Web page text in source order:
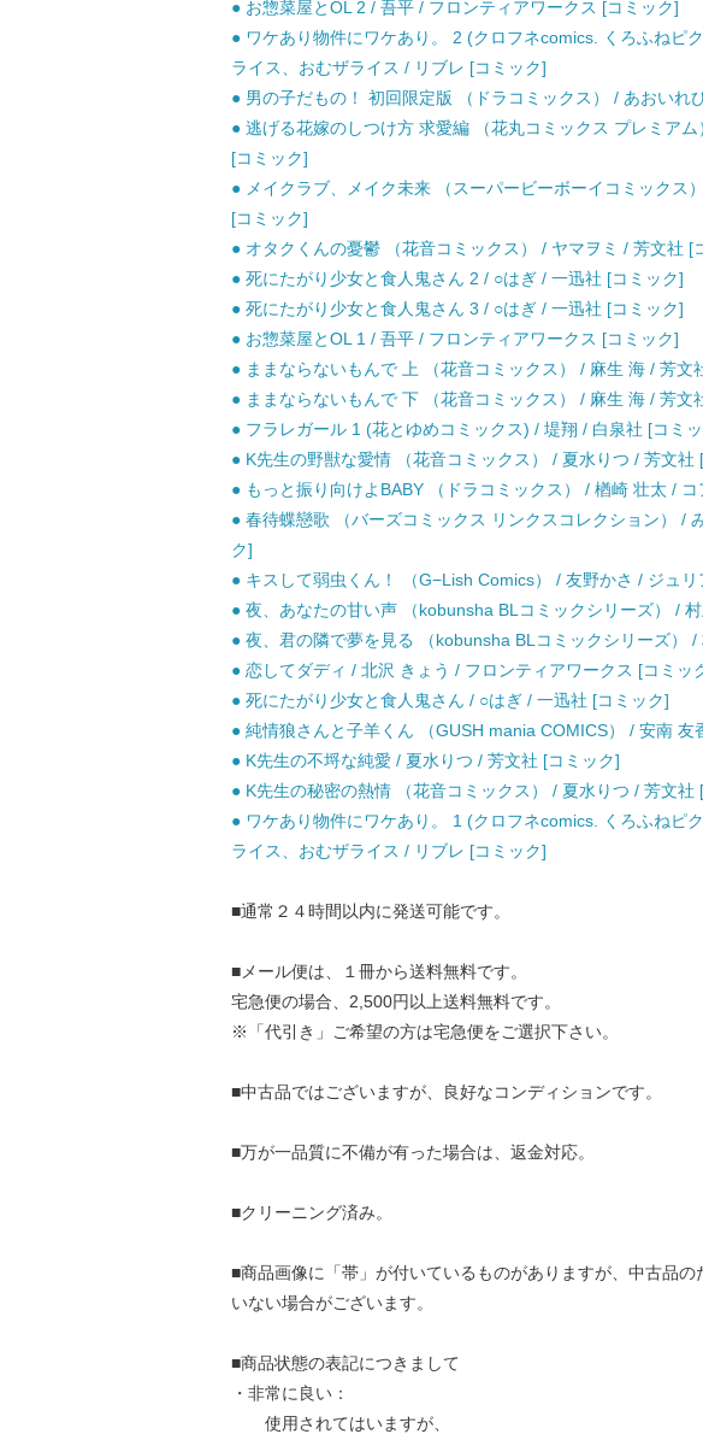
● お惣菜屋とOL 2 / 吾平 / フロンティアワークス [コミック]
● ワケあり物件にワケあり。 2 (クロフネcomics. くろふねピ
ライス、おむザライス / リブレ [コミック]
● 男の子だもの！ 初回限定版 （ドラコミックス） / あおいれ
● 逃げる花嫁のしつけ方 求愛編 （花丸コミックス プレミア
[コミック]
● メイクラブ、メイク未来 （スーパービーボーイコミックス
[コミック]
● オタクくんの憂鬱 （花音コミックス） / ヤマヲミ / 芳文社 [
● 死にたがり少女と食人鬼さん 2 / ○はぎ / 一迅社 [コミック]
● 死にたがり少女と食人鬼さん 3 / ○はぎ / 一迅社 [コミック]
● お惣菜屋とOL 1 / 吾平 / フロンティアワークス [コミック]
● ままならないもんで 上 （花音コミックス） / 麻生 海 / 芳文
● ままならないもんで 下 （花音コミックス） / 麻生 海 / 芳文
● フラレガール 1 (花とゆめコミックス) / 堤翔 / 白泉社 [コミ
● K先生の野獣な愛情 （花音コミックス） / 夏水りつ / 芳文社
● もっと振り向けよBABY （ドラコミックス） / 楢崎 壮太 /
● 春待蝶戀歌 （バーズコミックス リンクスコレクション） /
ク]
● キスして弱虫くん！ （G−Lish Comics） / 友野かさ / ジュリ
● 夜、あなたの甘い声 （kobunsha BLコミックシリーズ） /
● 夜、君の隣で夢を見る （kobunsha BLコミックシリーズ）
● 恋してダディ / 北沢 きょう / フロンティアワークス [コミッ
● 死にたがり少女と食人鬼さん / ○はぎ / 一迅社 [コミック]
● 純情狼さんと子羊くん （GUSH mania COMICS） / 安南 友
● K先生の不埒な純愛 / 夏水りつ / 芳文社 [コミック]
● K先生の秘密の熱情 （花音コミックス） / 夏水りつ / 芳文社
● ワケあり物件にワケあり。 1 (クロフネcomics. くろふねピ
ライス、おむザライス / リブレ [コミック]
■通常２４時間以内に発送可能です。
■メール便は、１冊から送料無料です。
宅急便の場合、2,500円以上送料無料です。
※「代引き」ご希望の方は宅急便をご選択下さい。
■中古品ではございますが、良好なコンディションです。
■万が一品質に不備が有った場合は、返金対応。
■クリーニング済み。
■商品画像に「帯」が付いているものがありますが、中古品の
いない場合がございます。
■商品状態の表記につきまして
・非常に良い：
使用されてはいますが、